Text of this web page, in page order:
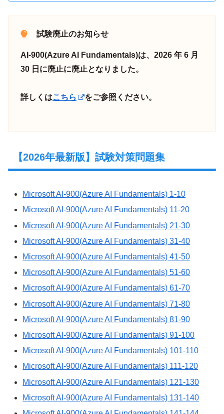
試験廃止のお知らせ
AI-900(Azure AI Fundamentals)は、2026 年 6 月
30 日に廃止に廃止となりました。
詳しくはこちら をご参照ください。
【2026年最新版】試験対策問題集
Microsoft AI-900(Azure AI Fundamentals) 1-10
Microsoft AI-900(Azure AI Fundamentals) 11-20
Microsoft AI-900(Azure AI Fundamentals) 21-30
Microsoft AI-900(Azure AI Fundamentals) 31-40
Microsoft AI-900(Azure AI Fundamentals) 41-50
Microsoft AI-900(Azure AI Fundamentals) 51-60
Microsoft AI-900(Azure AI Fundamentals) 61-70
Microsoft AI-900(Azure AI Fundamentals) 71-80
Microsoft AI-900(Azure AI Fundamentals) 81-90
Microsoft AI-900(Azure AI Fundamentals) 91-100
Microsoft AI-900(Azure AI Fundamentals) 101-110
Microsoft AI-900(Azure AI Fundamentals) 111-120
Microsoft AI-900(Azure AI Fundamentals) 121-130
Microsoft AI-900(Azure AI Fundamentals) 131-140